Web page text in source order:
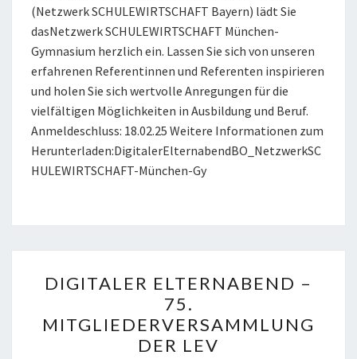
(Netzwerk SCHULEWIRTSCHAFT Bayern) lädt Sie
dasNetzwerk SCHULEWIRTSCHAFT München-
Gymnasium herzlich ein. Lassen Sie sich von unseren
erfahrenen Referentinnen und Referenten inspirieren
und holen Sie sich wertvolle Anregungen für die
vielfältigen Möglichkeiten in Ausbildung und Beruf.
Anmeldeschluss: 18.02.25 Weitere Informationen zum
Herunterladen:DigitalerElternabendBO_NetzwerkSC
HULEWIRTSCHAFT-München-Gy
ELTERNABEND
–
75.
DIGITALER ELTERNABEND –
75.
MITGLIEDERVERSAMMLUNG
DER LEV